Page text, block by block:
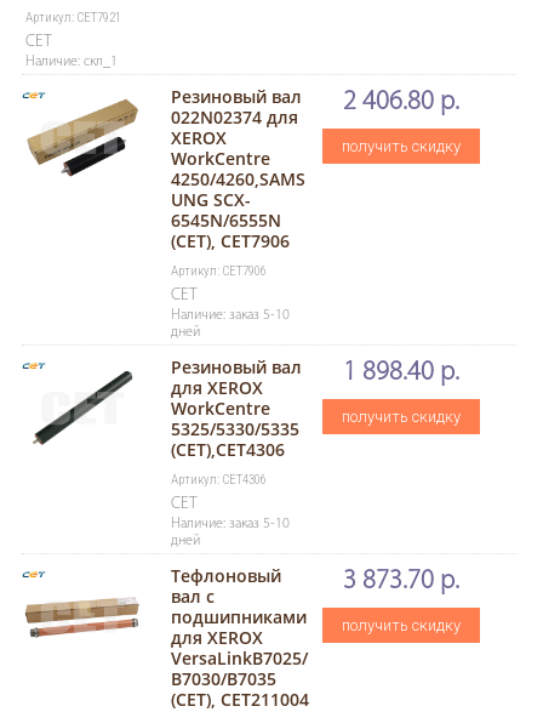
Артикул: CET7921
CET
Наличие: скл_1
Резиновый вал
022N02374 для
XEROX
WorkCentre
4250/4260,SAMS
UNG SCX-
6545N/6555N
(CET), CET7906
Артикул: CET7906
CET
Наличие: заказ 5-10
дней
2 406.80 р.
получить скидку
Резиновый вал
для XEROX
WorkCentre
5325/5330/5335
(CET),CET4306
Артикул: CET4306
CET
Наличие: заказ 5-10
дней
1 898.40 р.
получить скидку
Тефлоновый
вал с
подшипниками
для XEROX
VersaLinkB7025/
B7030/B7035
(CET), CET211004
3 873.70 р.
получить скидку